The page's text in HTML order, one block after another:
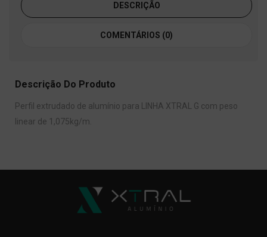
DESCRIÇÃO
COMENTÁRIOS (0)
Descrição Do Produto
Perfil extrudado de alumínio para LINHA XTRAL G com peso
linear de 1,075kg/m.